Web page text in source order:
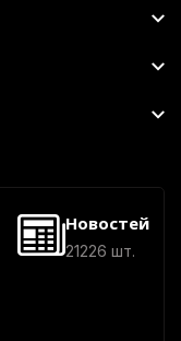
Новостей
21226 шт.